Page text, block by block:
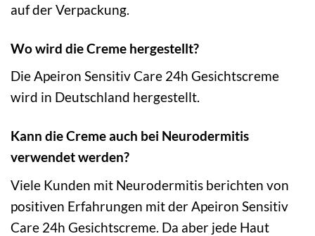
auf der Verpackung.
Wo wird die Creme hergestellt?
Die Apeiron Sensitiv Care 24h Gesichtscreme
wird in Deutschland hergestellt.
Kann die Creme auch bei Neurodermitis
verwendet werden?
Viele Kunden mit Neurodermitis berichten von
positiven Erfahrungen mit der Apeiron Sensitiv
Care 24h Gesichtscreme. Da aber jede Haut